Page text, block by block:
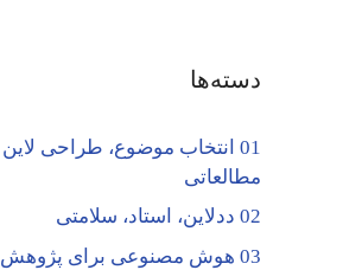
دسته‌ها
01 انتخاب موضوع، طراحی لاین
مطالعاتی
02 ددلاین، استاد، سلامتی
03 هوش مصنوعی برای پژوهش